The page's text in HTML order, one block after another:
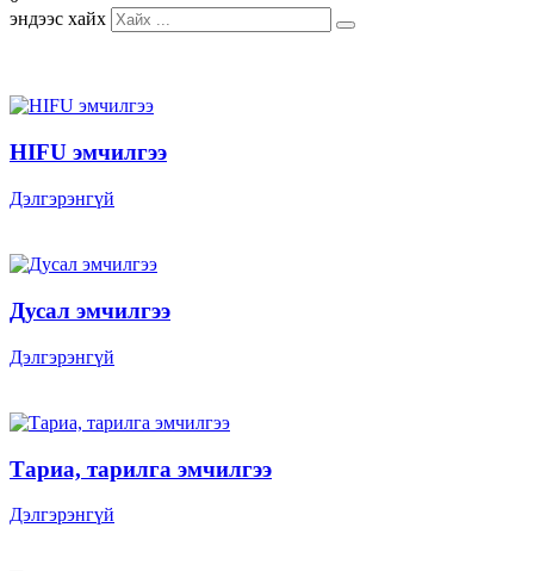
эндээс хайх
HIFU эмчилгээ
Дэлгэрэнгүй
Дусал эмчилгээ
Дэлгэрэнгүй
Тариа, тарилга эмчилгээ
Дэлгэрэнгүй